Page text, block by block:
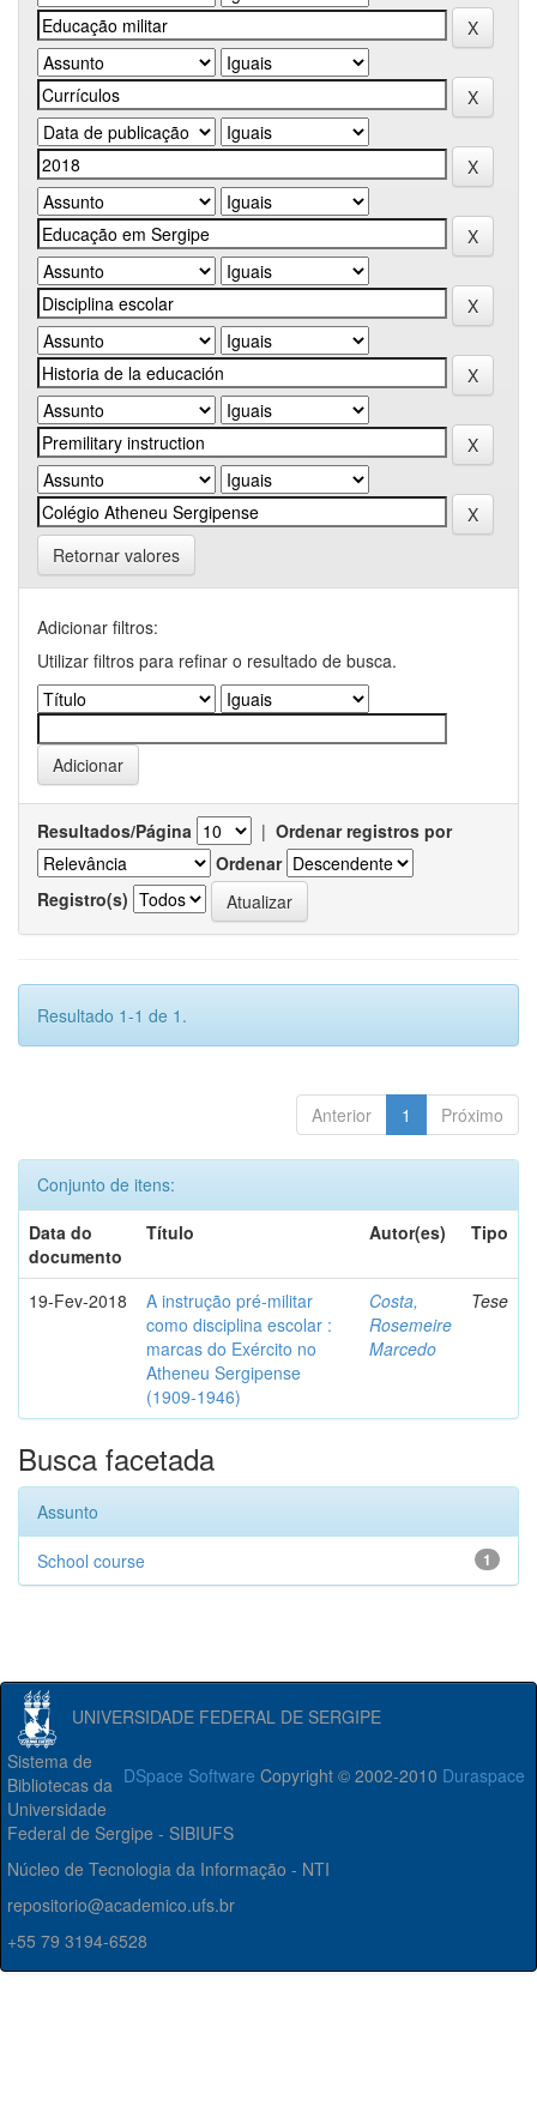
Retornar valores
Adicionar filtros:
Utilizar filtros para refinar o resultado de busca.
Resultados/Página | Ordenar registros por
Ordenar
Registro(s)
Resultado 1-1 de 1.
Anterior 1 Próximo
Conjunto de itens:
Data do
documento
Título Autor(es) Tipo
19-Fev-2018
A instrução pré-militar
como disciplina escolar :
marcas do Exército no
Atheneu Sergipense
(1909-1946)
Costa,
Rosemeire
Marcedo
Tese
Busca facetada
Assunto
1
School course
UNIVERSIDADE FEDERAL DE SERGIPE
DSpace Software Copyright © 2002-2010 Duraspace
Sistema de
Bibliotecas da
Universidade
Federal de Sergipe - SIBIUFS
Núcleo de Tecnologia da Informação - NTI
repositorio@academico.ufs.br
+55 79 3194-6528